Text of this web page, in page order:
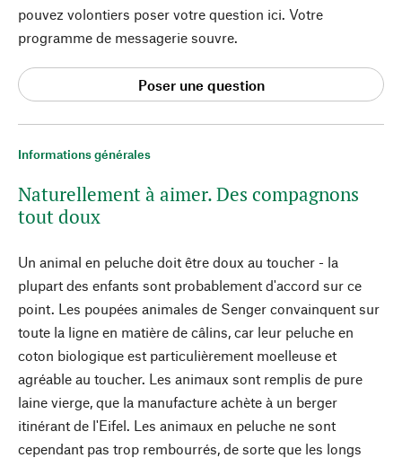
Informations générales
Naturellement à aimer. Des compagnons
tout doux
Un animal en peluche doit être doux au toucher - la
plupart des enfants sont probablement d'accord sur ce
point. Les poupées animales de Senger convainquent sur
toute la ligne en matière de câlins, car leur peluche en
coton biologique est particulièrement moelleuse et
agréable au toucher. Les animaux sont remplis de pure
laine vierge, que la manufacture achète à un berger
itinérant de l'Eifel. Les animaux en peluche ne sont
cependant pas trop rembourrés, de sorte que les longs
pouvez volontiers poser votre question ici. Votre
programme de messagerie souvre.
Poser une question